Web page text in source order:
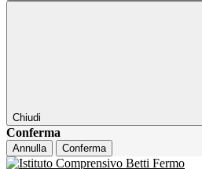
Chiudi
Conferma
Annulla Conferma